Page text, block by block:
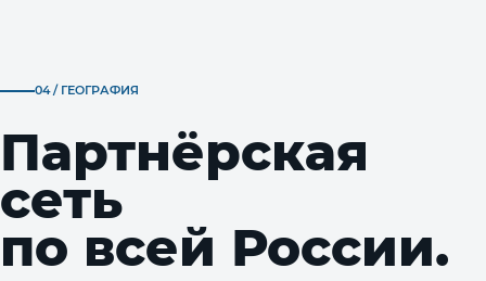
04 / ГЕОГРАФИЯ
Партнёрская
сеть
по всей России.